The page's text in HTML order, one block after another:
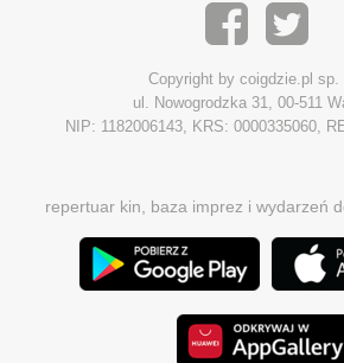
Copyright by coigdzie.pl sp.
ul. Nowogrodzka 31, 00-511
NIP: 1182006143, KRS: 0000335060,
repertuar kin, baza imprez i wydarzeń